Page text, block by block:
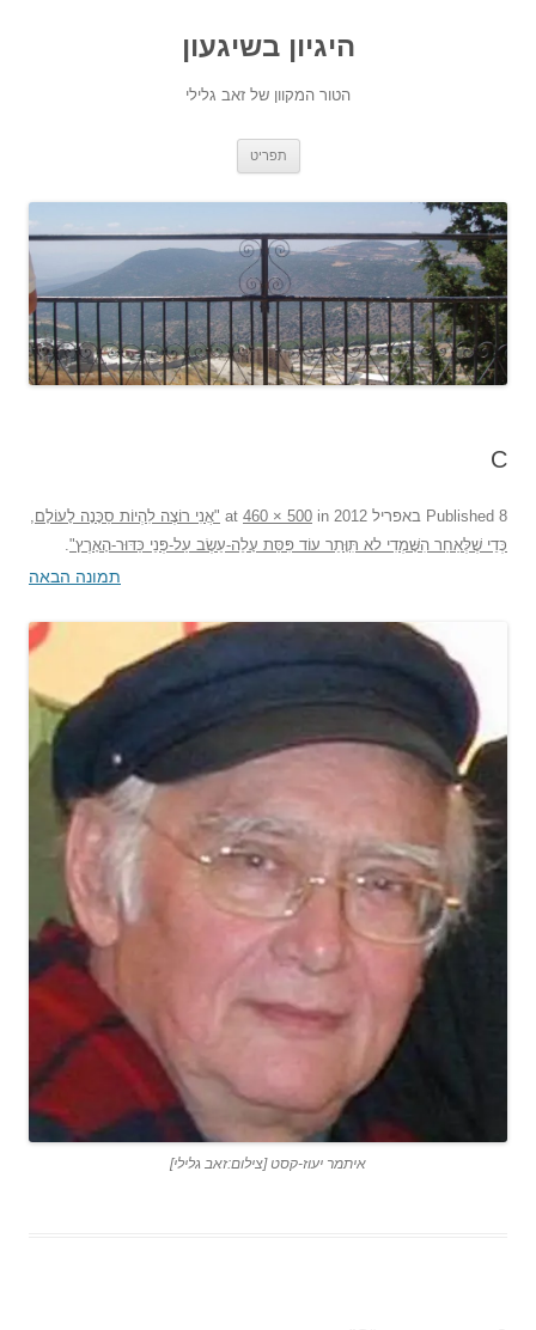
היגיון בשיגעון
הטור המקוון של זאב גלילי
תפריט
C
Published 8 באפריל 2012 460 × 500 in
"אֲנִי רוֹצֶה לִהְיוֹת סַכָּנָה לָעוֹלָם,
כְּדֵי שֶׁלְּאַחַר הִשָּׁמְדִי לא תִּוָּתֵר עוֹד פִּסַּת עָלֵה-עֵשֶׂב עַל-פְּנֵי כַּדּוּר-הָאָרֶץ"
תמונה הבאה
איתמר יעוז-קסט [צילום:זאב גלילי]